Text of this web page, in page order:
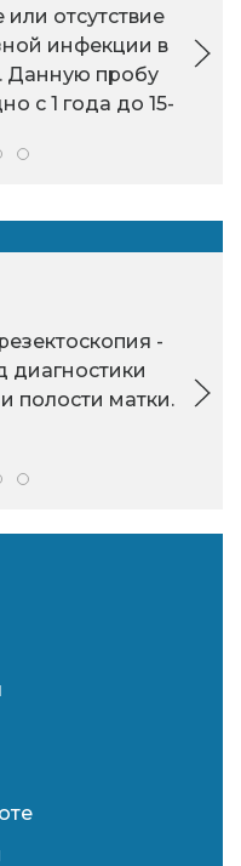
отсутствие
инфекции в
Данную пробу
с 1 года до 15-
-
диагностики
полости матки.